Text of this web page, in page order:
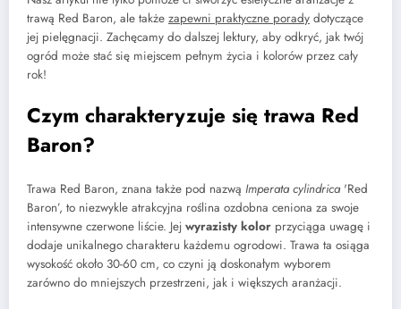
trawą Red Baron, ale także zapewni praktyczne porady dotyczące
jej pielęgnacji. Zachęcamy do dalszej lektury, aby odkryć, jak twój
ogród może stać się miejscem pełnym życia i kolorów przez cały
rok!
Czym charakteryzuje się trawa Red
Baron?
Trawa Red Baron, znana także pod nazwą Imperata cylindrica'Red
Baron’, to niezwykle atrakcyjna roślina ozdobna ceniona za swoje
intensywne czerwone liście. Jej wyrazisty kolor przyciąga uwagę i
dodaje unikalnego charakteru każdemu ogrodowi. Trawa ta osiąga
wysokość około 30-60 cm, co czyni ją doskonałym wyborem
zarówno do mniejszych przestrzeni, jak i większych aranżacji.